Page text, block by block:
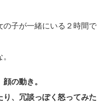
の子が一緒にいる２時間で
の動き。
、冗談っぽく怒ってみた